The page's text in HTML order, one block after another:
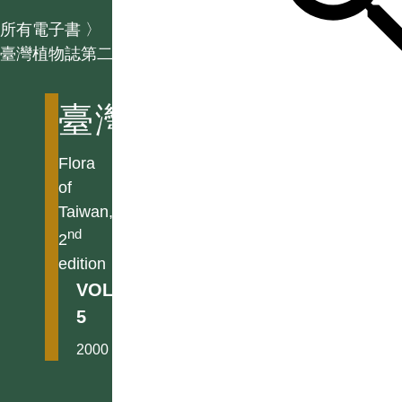
所有電子書 〉
臺灣植物誌第二版
臺灣植物誌第二版
Flora
of
Taiwan,
2nd
edition
VOL.
5
2000